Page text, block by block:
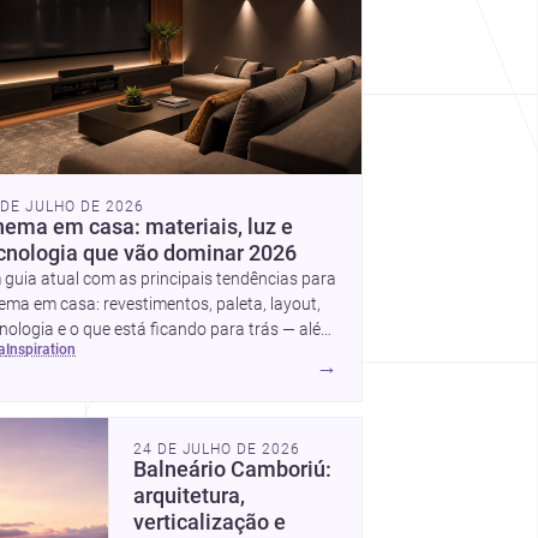
JULHO DE 2026
em casa: materiais, luz e
que vão dominar 2026
guia atual com as principais tendências para
em casa: revestimentos, paleta, layout,
e o que está ficando para trás — além
simples para atualizar sem reforma
inspiration
→
24 DE JULHO DE 2026
Balneário Camboriú:
arquitetura,
verticalização e